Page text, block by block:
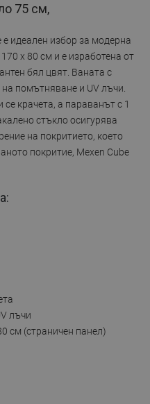
75 см,
идеален избор за модерна
x 80 см и е изработена от
бял цвят. Ваната с
помътняване и UV лъчи.
крачета, а параванът с 1
стъкло осигурява
на покритието, което
покритие, Mexen Cube
лъчи
см (страничен панел)